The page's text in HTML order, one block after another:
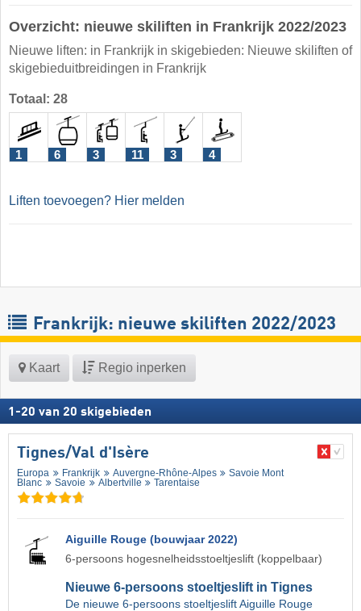
Overzicht: nieuwe skiliften in Frankrijk 2022/2023
Nieuwe liften: in Frankrijk in skigebieden: Nieuwe skiliften of
skigebieduitbreidingen in Frankrijk
Totaal: 28
1 6 3 11 3 4
Liften toevoegen? Hier melden
Frankrijk: nieuwe skiliften 2022/2023
Kaart Regio inperken
1 -20 van 20 skigebieden
Tignes/​Val d'Isère
Europa Frankrijk Auvergne-Rhône-Alpes
Savoie Mont
Blanc
Savoie Albertville Tarentaise
Aiguille Rouge (bouwjaar 2022)
6-persoons hogesnelheidsstoeltjeslift (koppelbaar)
Nieuwe 6-persoons stoeltjeslift in Tignes
De nieuwe 6-persoons stoeltjeslift Aiguille Rouge